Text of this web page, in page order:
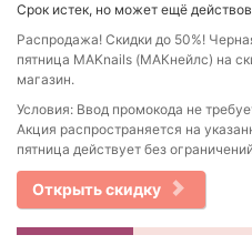
Срок истек, но может ещё
Распродажа! Скидки до 50%!
пятница MAKnails (МАКнейлс) на
магазин.
Условия: Ввод промокода не
Акция распространяется на
пятница действует без
Открыть скидку